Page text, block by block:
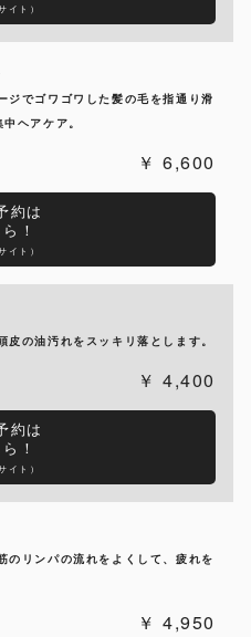
イト）
ジでゴワゴワした髪の毛を指通り滑
ヘアケア。
6,600
約は
！
イト）
の油汚れをスッキリ落とします。
4,400
約は
！
イト）
のリンパの流れをよくして、疲れを
4,950